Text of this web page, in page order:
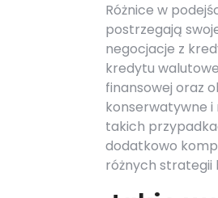
Różnice w
postrzegają
negocjacje z
kredytu
finansowej oraz
konserwatywne i
takich
dodatkowo
różnych strategii